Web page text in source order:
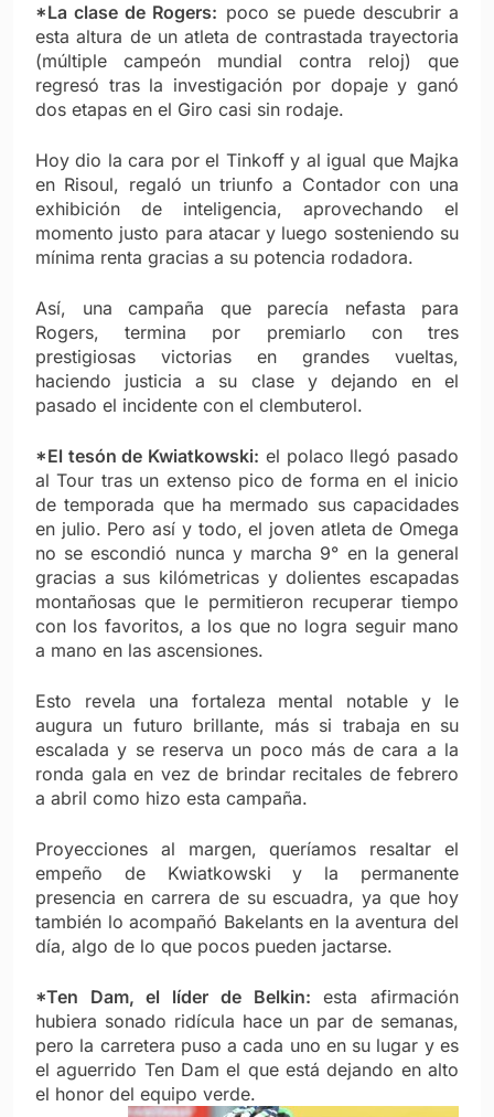
*La clase de Rogers: poco se puede descubrir a
esta altura de un atleta de contrastada trayectoria
(múltiple campeón mundial contra reloj) que
regresó tras la investigación por dopaje y ganó
dos etapas en el Giro casi sin rodaje.
Hoy dio la cara por el Tinkoff y al igual que Majka
en Risoul, regaló un triunfo a Contador con una
exhibición de inteligencia, aprovechando el
momento justo para atacar y luego sosteniendo su
mínima renta gracias a su potencia rodadora.
Así, una campaña que parecía nefasta para
Rogers, termina por premiarlo con tres
prestigiosas victorias en grandes vueltas,
haciendo justicia a su clase y dejando en el
pasado el incidente con el clembuterol.
*El tesón de Kwiatkowski: el polaco llegó pasado
al Tour tras un extenso pico de forma en el inicio
de temporada que ha mermado sus capacidades
en julio. Pero así y todo, el joven atleta de Omega
no se escondió nunca y marcha 9° en la general
gracias a sus kilómetricas y dolientes escapadas
montañosas que le permitieron recuperar tiempo
con los favoritos, a los que no logra seguir mano
a mano en las ascensiones.
Esto revela una fortaleza mental notable y le
augura un futuro brillante, más si trabaja en su
escalada y se reserva un poco más de cara a la
ronda gala en vez de brindar recitales de febrero
a abril como hizo esta campaña.
Proyecciones al margen, queríamos resaltar el
empeño de Kwiatkowski y la permanente
presencia en carrera de su escuadra, ya que hoy
también lo acompañó Bakelants en la aventura del
día, algo de lo que pocos pueden jactarse.
*Ten Dam, el líder de Belkin: esta afirmación
hubiera sonado ridícula hace un par de semanas,
pero la carretera puso a cada uno en su lugar y es
el aguerrido Ten Dam el que está dejando en alto
el honor del equipo verde.